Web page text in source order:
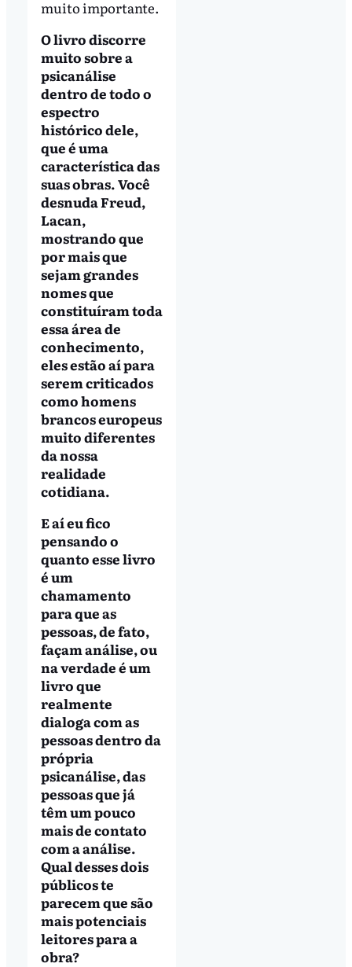
muito importante.
O livro discorre
muito sobre a
psicanálise
dentro de todo o
espectro
histórico dele,
que é uma
característica das
suas obras. Você
desnuda Freud,
Lacan,
mostrando que
por mais que
sejam grandes
nomes que
constituíram toda
essa área de
conhecimento,
eles estão aí para
serem criticados
como homens
brancos europeus
muito diferentes
da nossa
realidade
cotidiana.
E aí eu fico
pensando o
quanto esse livro
é um
chamamento
para que as
pessoas, de fato,
façam análise, ou
na verdade é um
livro que
realmente
dialoga com as
pessoas dentro da
própria
psicanálise, das
pessoas que já
têm um pouco
mais de contato
com a análise.
Qual desses dois
públicos te
parecem que são
mais potenciais
leitores para a
obra?